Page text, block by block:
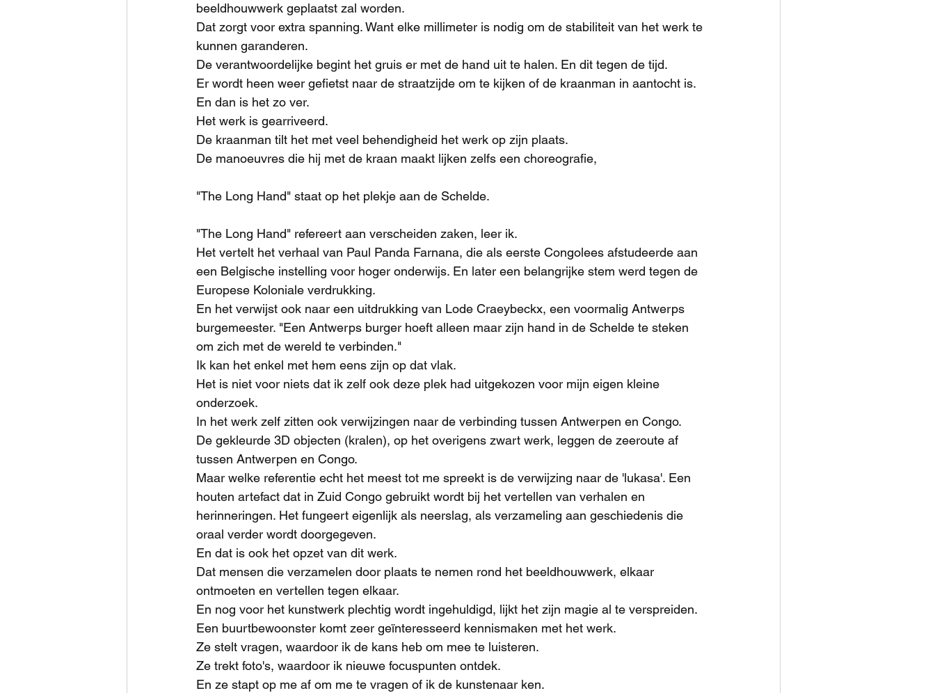
beeldhouwwerk geplaatst zal worden.
Dat zorgt voor extra spanning. Want elke millimeter is nodig om de stabiliteit van het werk te
kunnen garanderen.
De verantwoordelijke begint het gruis er met de hand uit te halen. En dit tegen de tijd.
Er wordt heen weer gefietst naar de straatzijde om te kijken of de kraanman in aantocht is.
En dan is het zo ver.
Het werk is gearriveerd.
De kraanman tilt het met veel behendigheid het werk op zijn plaats.
De manoeuvres die hij met de kraan maakt lijken zelfs een choreografie,
"The Long Hand" staat op het plekje aan de Schelde.
"The Long Hand" refereert aan verscheiden zaken, leer ik.
Het vertelt het verhaal van Paul Panda Farnana, die als eerste Congolees afstudeerde aan
een Belgische instelling voor hoger onderwijs. En later een belangrijke stem werd tegen de
Europese Koloniale verdrukking.
En het verwijst ook naar een uitdrukking van Lode Craeybeckx, een voormalig Antwerps
burgemeester. "Een Antwerps burger hoeft alleen maar zijn hand in de Schelde te steken
om zich met de wereld te verbinden."
Ik kan het enkel met hem eens zijn op dat vlak.
Het is niet voor niets dat ik zelf ook deze plek had uitgekozen voor mijn eigen kleine
onderzoek.
In het werk zelf zitten ook verwijzingen naar de verbinding tussen Antwerpen en Congo.
De gekleurde 3D objecten (kralen), op het overigens zwart werk, leggen de zeeroute af
tussen Antwerpen en Congo.
Maar welke referentie echt het meest tot me spreekt is de verwijzing naar de 'lukasa'. Een
houten artefact dat in Zuid Congo gebruikt wordt bij het vertellen van verhalen en
herinneringen. Het fungeert eigenlijk als neerslag, als verzameling aan geschiedenis die
oraal verder wordt doorgegeven.
En dat is ook het opzet van dit werk.
Dat mensen die verzamelen door plaats te nemen rond het beeldhouwwerk, elkaar
ontmoeten en vertellen tegen elkaar.
En nog voor het kunstwerk plechtig wordt ingehuldigd, lijkt het zijn magie al te verspreiden.
Een buurtbewoonster komt zeer geïnteresseerd kennismaken met het werk.
Ze stelt vragen, waardoor ik de kans heb om mee te luisteren.
Ze trekt foto's, waardoor ik nieuwe focuspunten ontdek.
En ze stapt op me af om me te vragen of ik de kunstenaar ken.